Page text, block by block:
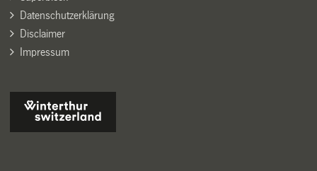
Datenschutzerklärung
Disclaimer
Impressum